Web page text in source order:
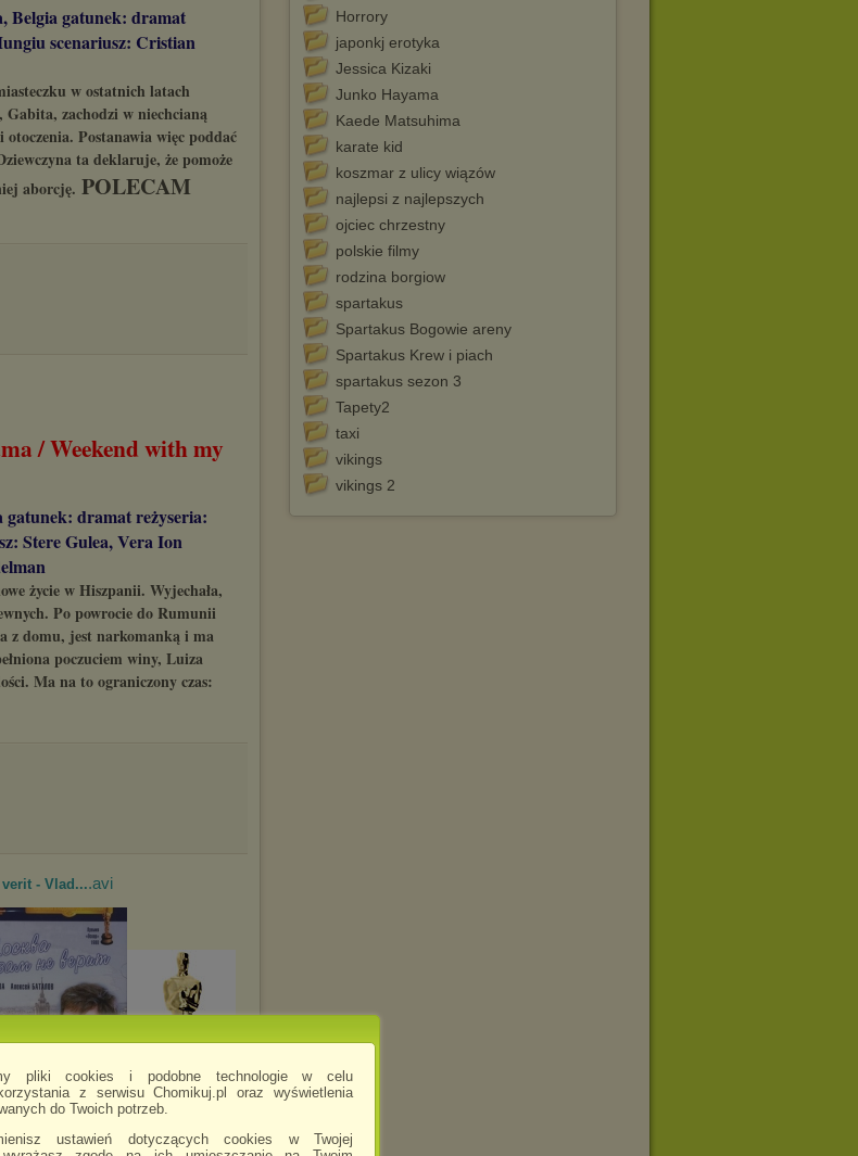
pliki cookies i podobne technologie w celu
z serwisu Chomikuj.pl oraz wyświetlenia
do Twoich potrzeb.
ustawień dotyczących cookies w Twojej
Horrory
japonkj erotyka
Jessica Kizaki
Junko Hayama
Kaede Matsuhima
karate kid
koszmar z ulicy wiązów
najlepsi z najlepszych
ojciec chrzestny
polskie filmy
rodzina borgiow
spartakus
Spartakus Bogowie areny
Spartakus Krew i piach
spartakus sezon 3
Tapety2
taxi
vikings
vikings 2
Belgia gatunek: dramat
scenariusz: Cristian
w ostatnich latach
zachodzi w niechcianą
Postanawia więc poddać
ta deklaruje, że pomoże
aborcję. POLECAM
/ Weekend with my
dramat reżyseria:
Stere Gulea, Vera Ion
życie w Hiszpanii. Wyjechała,
Po powrocie do Rumunii
z domu, jest narkomanką i ma
poczuciem winy, Luiza
Ma na to ograniczony czas:
- Vlad....avi